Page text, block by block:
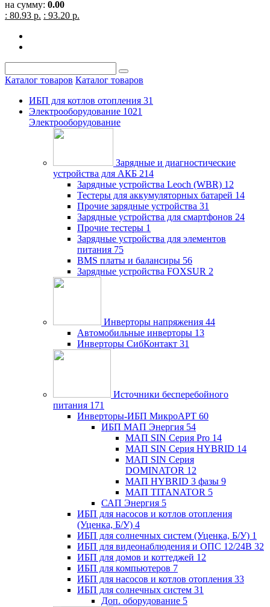
на сумму: 0.00
: 80.93 р. : 93.20 р.
Каталог товаров Каталог товаров
ИБП для котлов отопления 31
Электрооборудование 1021
Электрооборудование
Зарядные и диагностические
устройства для АКБ 214
Зарядные устройства Leoch (WBR) 12
Тестеры для аккумуляторных батарей 14
Прочие зарядные устройства 31
Зарядные устройства для смартфонов 24
Прочие тестеры 1
Зарядные устройства для элементов
питания 75
BMS платы и балансиры 56
Зарядные устройства FOXSUR 2
Инверторы напряжения 44
Автомобильные инверторы 13
Инверторы СибКонтакт 31
Источники бесперебойного
питания 171
Инверторы-ИБП МикроАРТ 60
ИБП МАП Энергия 54
МАП SIN Серия Pro 14
МАП SIN Серия HYBRID 14
МАП SIN Серия
DOMINATOR 12
МАП HYBRID 3 фазы 9
МАП TITANATOR 5
САП Энергия 5
ИБП для насосов и котлов отопления
(Уценка, Б/У) 4
ИБП для солнечных систем (Уценка, Б/У) 1
ИБП для видеонаблюдения и ОПС 12/24В 32
ИБП для домов и коттеджей 12
ИБП для компьютеров 7
ИБП для насосов и котлов отопления 33
ИБП для солнечных систем 31
Доп. оборудование 5